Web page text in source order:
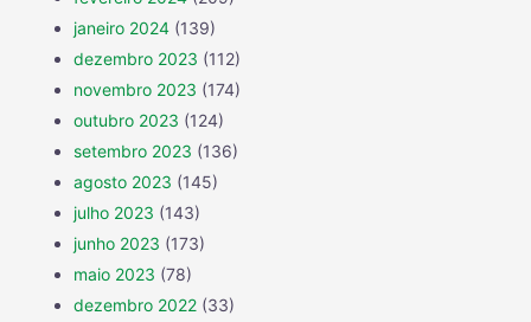
janeiro 2024 (139)
dezembro 2023 (112)
novembro 2023 (174)
outubro 2023 (124)
setembro 2023 (136)
agosto 2023 (145)
julho 2023 (143)
junho 2023 (173)
maio 2023 (78)
dezembro 2022 (33)